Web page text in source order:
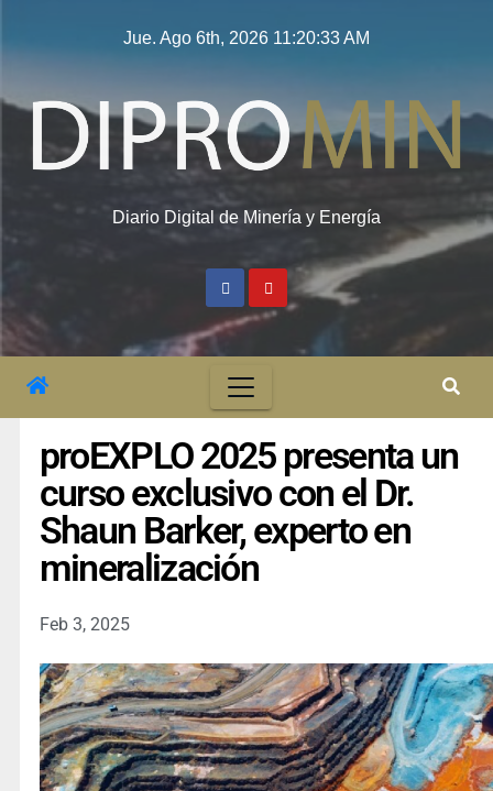
Jue. Ago 6th, 2026 11:20:34 AM
Diario Digital de Minería y Energía
proEXPLO 2025 presenta un
curso exclusivo con el Dr.
Shaun Barker, experto en
mineralización
Feb 3, 2025